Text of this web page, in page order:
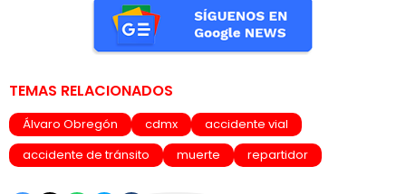
TEMAS RELACIONADOS
Álvaro Obregón cdmx
accidente vial
accidente de tránsito
muerte repartidor